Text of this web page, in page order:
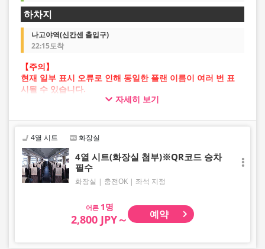
하차지
나고야역(신칸센 출입구)
22:15도착
【주의】
현재 일부 표시 오류로 인해 동일한 플랜 이름이 여러 번 표
시될 수 있습니다.
이 경우 예약 진행 중 오류가 발생할 가능성이 있습니다.
플랜을 선택하여 예약해 주시기 바랍니다.
자세히 보기
4열 시트 화장실
4열 시트(화장실 첨부)※QR코드 승차
필수
화장실 충전OK 좌석 지정
어른
2,800 JPY～ 예약